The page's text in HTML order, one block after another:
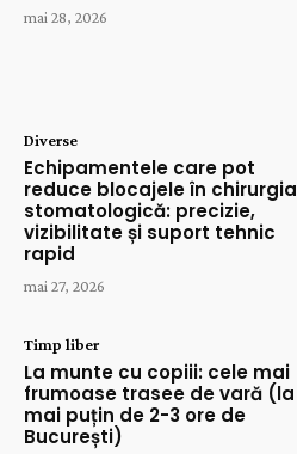
mai 28, 2026
Diverse
Echipamentele care pot
reduce blocajele în chirurgia
stomatologică: precizie,
vizibilitate și suport tehnic
rapid
mai 27, 2026
Timp liber
La munte cu copiii: cele mai
frumoase trasee de vară (la
mai puțin de 2-3 ore de
București)